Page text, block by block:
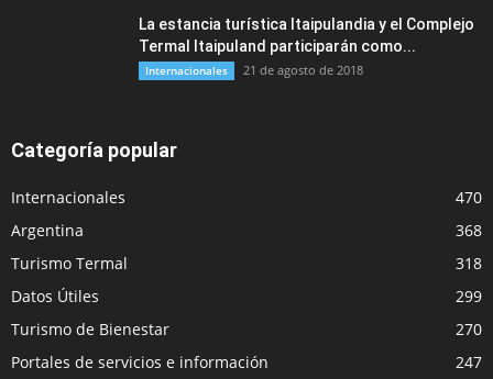
La estancia turística Itaipulandia y el Complejo
Termal Itaipuland participarán como...
Internacionales 21 de agosto de 2018
Categoría popular
Internacionales
470
Argentina
368
Turismo Termal
318
Datos Útiles
299
Turismo de Bienestar
270
Portales de servicios e información
247